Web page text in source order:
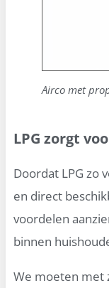
Airco met
LPG zorgt
Doordat LPG zo
en direct
voordelen
binnen
We moeten met